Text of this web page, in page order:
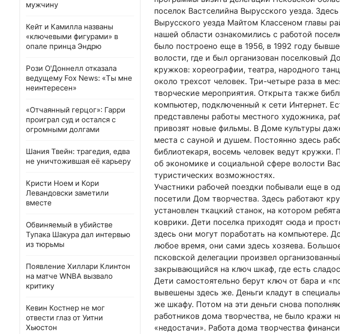
мужчину
Кейт и Камилла названы
«ключевыми фигурами» в
опале принца Эндрю
Рози О'Доннелл отказала
ведущему Fox News: «Ты мне
неинтересен»
«Отчаянный герцог»: Гарри
проиграл суд и остался с
огромными долгами
Шания Твейн: трагедия, едва
не уничтожившая её карьеру
Кристи Ноем и Кори
Левандовски заметили
вместе
Обвиняемый в убийстве
Тупака Шакура дал интервью
из тюрьмы
Появление Хиллари Клинтон
на матче WNBA вызвало
критику
Кевин Костнер не мог
отвести глаз от Уитни
Хьюстон
поселок Вастселийна Вырусского уезда.
Вырусского уезда Майтом Классеном главы
нашей области ознакомились с работой
было построено еще в 1956, в 1992 году
волости, где и был организован поселковый
кружков: хореографии, театра, народного
около трехсот человек. Три-четыре раза в
творческие мероприятия. Открыта также
компьютер, подключенный к сети Интернет.
представлены работы местного художника,
привозят новые фильмы. В Доме культуры
места с сауной и душем. Постоянно здесь
библиотекаря, восемь человек ведут кружки.
об экономике и социальной сфере волости
туристических возможностях.
Участники рабочей поездки побывали еще в
посетили Дом творчества. Здесь работают
установлен ткацкий станок, на котором
коврики. Дети поселка приходят сюда и
здесь они могут поработать на компьютере.
любое время, они сами здесь хозяева.
псковской делегации произвел
закрывающийся на ключ шкаф, где есть
Дети самостоятельно берут ключ от бара и
вывешены здесь же. Деньги кладут в
же шкафу. Потом на эти деньги снова
работников дома творчества, не было кражи
«недостачи». Работа дома творчества